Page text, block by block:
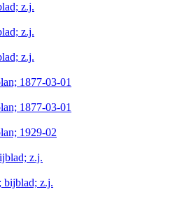
z.j.
z.j.
z.j.
1877-03-01
1877-03-01
1929-02
z.j.
bijblad; z.j.